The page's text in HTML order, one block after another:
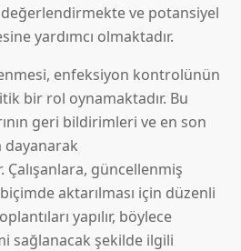
ve potansiyel
yardımcı olmaktadır.
enfeksiyon kontrolünün
bir rol oynamaktadır. Bu
geri bildirimleri ve en son
dayanarak
güncellenmiş
aktarılması için düzenli
yapılır, böylece
sağlanacak şekilde ilgili